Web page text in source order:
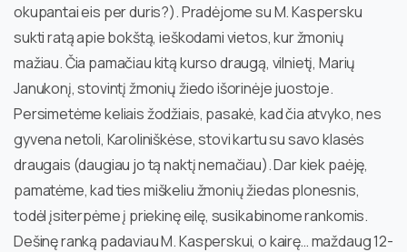
okupantai eis per duris?). Pradėjome su M. Kaspersku
sukti ratą apie bokštą, ieškodami vietos, kur žmonių
mažiau. Čia pamačiau kitą kurso draugą, vilnietį, Marių
Janukonį, stovintį žmonių žiedo išorinėje juostoje.
Persimetėme keliais žodžiais, pasakė, kad čia atvyko, nes
gyvena netoli, Karoliniškėse, stovi kartu su savo klasės
draugais (daugiau jo tą naktį nemačiau). Dar kiek paėję,
pamatėme, kad ties miškeliu žmonių žiedas plonesnis,
todėl įsiterpėme į priekinę eilę, susikabinome rankomis.
Dešinę ranką padaviau M. Kasperskui, o kairę… maždaug 12-